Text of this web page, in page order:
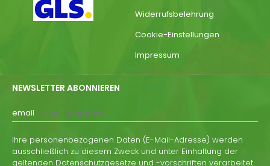
Widerrufsbelehrung
Cookie-Einstellungen
Impressum
NEWSLETTER ABONNIEREN
email
Ihre personenbezogenen Daten (E-Mail-Adresse) werden
ausschließlich zu diesem Zweck und unter Einhaltung der
geltenden Datenschutzgesetze und -vorschriften verarbeitet.